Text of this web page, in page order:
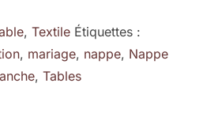
, Textile Étiquettes :
, mariage, nappe, Nappe
, Tables